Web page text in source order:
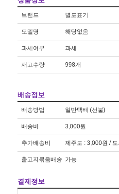
브랜드 별도표기
모델명 해당없음
과세여부 과세
재고수량 998개
배송정보
배송방법 일반택배 (선불)
배송비 3,000원
추가배송비 제주도 : 3,000원 /
출고지묶음배송 가능
결제정보